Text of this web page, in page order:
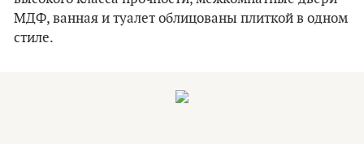
МДФ, ванная и туалет облицованы плиткой в одном
стиле.